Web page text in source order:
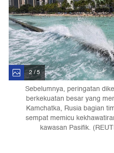
2 / 5
Sebelumnya, peringatan
berkekuatan besar yang
Kamchatka, Rusia bagian
sempat memicu
kawasan Pasifik.